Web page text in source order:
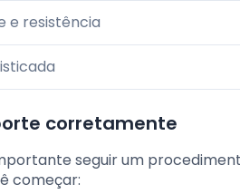
e resistência
corretamente
seguir um
começar: